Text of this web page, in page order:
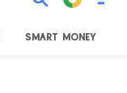
SMART MONEY